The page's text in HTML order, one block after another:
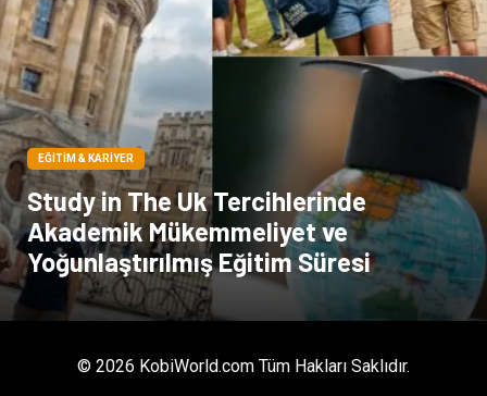
EĞITIM & KARIYER
Study in The Uk Tercihlerinde
Akademik Mükemmeliyet ve
Yoğunlaştırılmış Eğitim Süresi
© 2026 KobiWorld.com Tüm Hakları Saklıdır.